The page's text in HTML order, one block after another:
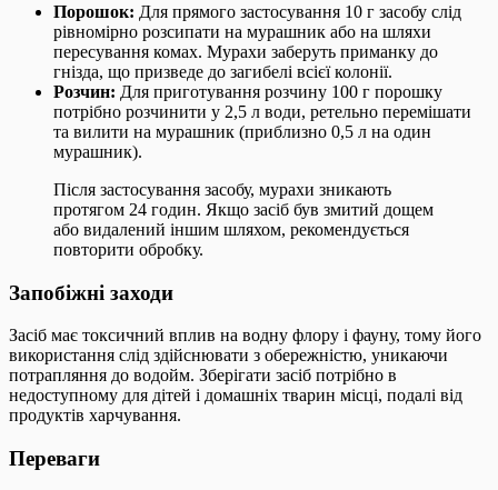
Порошок: Для прямого застосування 10 г засобу слід
рівномірно розсипати на мурашник або на шляхи
пересування комах. Мурахи заберуть приманку до
гнізда, що призведе до загибелі всієї колонії.
Розчин: Для приготування розчину 100 г порошку
потрібно розчинити у 2,5 л води, ретельно перемішати
та вилити на мурашник (приблизно 0,5 л на один
мурашник).
Після застосування засобу, мурахи зникають
протягом 24 годин. Якщо засіб був змитий дощем
або видалений іншим шляхом, рекомендується
повторити обробку.
Запобіжні заходи
Засіб має токсичний вплив на водну флору і фауну, тому його
використання слід здійснювати з обережністю, уникаючи
потрапляння до водойм. Зберігати засіб потрібно в
недоступному для дітей і домашніх тварин місці, подалі від
продуктів харчування.
Переваги